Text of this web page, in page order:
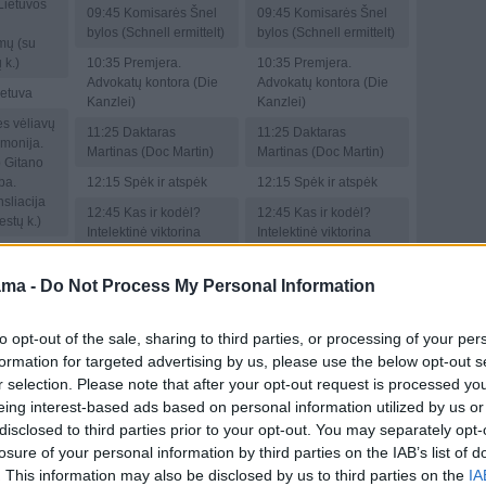
- Do Not Process My Personal Information
opt-out of the sale, sharing to third parties, or processing of your
for targeted advertising by us, please use the below opt-out
selection. Please note that after your opt-out request is processed
interest-based ads based on personal information utilized by us
to third parties prior to your opt-out. You may separately
of your personal information by third parties on the IAB’s list of
This information may also be disclosed by us to third parties on the
(su
k.)
vėliavų
Gitano
k.)
09:45 Komisarės Šnel
bylos (Schnell ermittelt)
10:35 Premjera.
Advokatų kontora (Die
Kanzlei)
11:25 Daktaras
Martinas (Doc Martin)
12:15 Spėk ir atspėk
12:45 Kas ir kodėl?
Intelektinė viktorina
uostamiesčiai
14:20Laba diena,
Lietuva
15:00 Žinios
15:15Laba diena,
Lietuva
09:45 Komisarės Šnel
bylos (Schnell ermittelt)
10:35 Premjera.
Advokatų kontora (Die
Kanzlei)
11:25 Daktaras
Martinas (Doc Martin)
12:15 Spėk ir atspėk
12:45 Kas ir kodėl?
Intelektinė viktorina
Bourdainas.
Parts Unknown)
14:00Žinios
14:20 Laba diena,
15:00 Žinios
15:15Laba diena,